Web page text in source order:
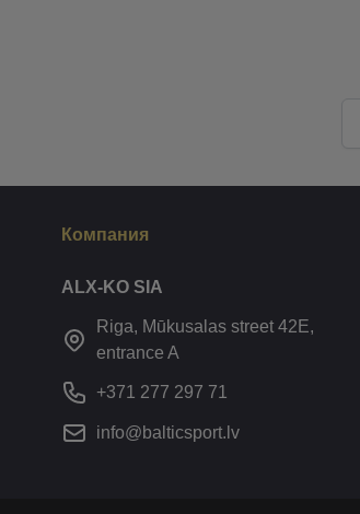
Компания
ALX-KO SIA
Riga, Mūkusalas street 42E,
entrance A
+371 277 297 71
info@balticsport.lv